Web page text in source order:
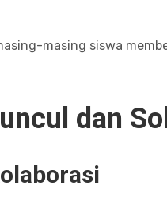
masing siswa
dan